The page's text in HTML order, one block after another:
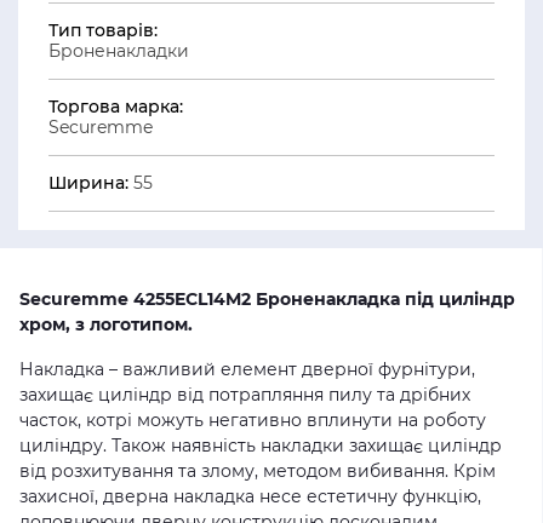
Тип товарів:
Броненакладки
Торгова марка:
Securemme
Ширина: 55
Securemme 4255ECL14M2 Броненакладка під циліндр
хром, з логотипом.
Накладка – важливий елемент дверної фурнітури,
захищає циліндр від потрапляння пилу та дрібних
часток, котрі можуть негативно вплинути на роботу
циліндру. Також наявність накладки захищає циліндр
від розхитування та злому, методом вибивання. Крім
захисної, дверна накладка несе естетичну функцію,